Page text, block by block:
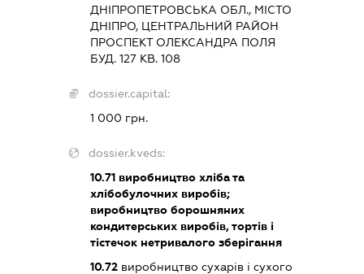
ДНІПРОПЕТРОВСЬКА ОБЛ., МІСТО
ДНІПРО, ЦЕНТРАЛЬНИЙ РАЙОН
ПРОСПЕКТ ОЛЕКСАНДРА ПОЛЯ
БУД. 127 КВ. 108
dossier.capital:
1 000 грн.
dossier.kveds:
10.71 виробництво хліба та
хлібобулочних виробів;
виробництво борошняних
кондитерських виробів, тортів і
тістечок нетривалого зберігання
10.72 виробництво сухарів і сухого